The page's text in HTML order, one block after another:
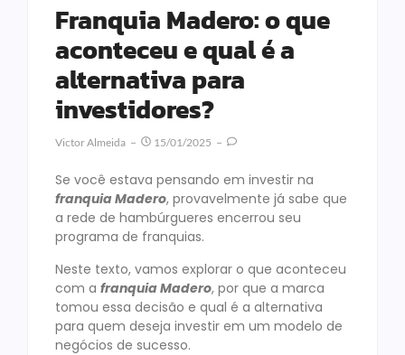
Franquia Madero: o que
aconteceu e qual é a
alternativa para
investidores?
Victor Almeida 15/01/2025
Se você estava pensando em investir na
franquia Madero, provavelmente já sabe que
a rede de hambúrgueres encerrou seu
programa de franquias.
Neste texto, vamos explorar o que aconteceu
com a franquia Madero, por que a marca
tomou essa decisão e qual é a alternativa
para quem deseja investir em um modelo de
negócios de sucesso.